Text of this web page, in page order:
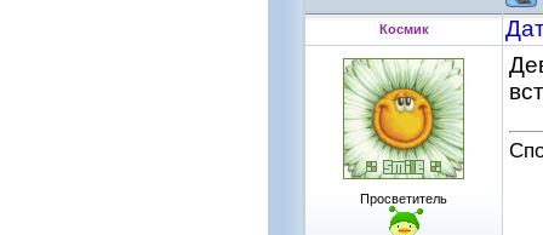
Космик
Просветитель